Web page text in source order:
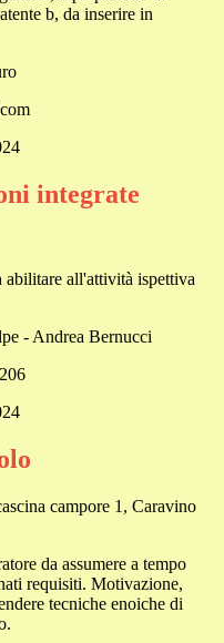
b, da inserire in
integrate
all'attività ispettiva
- Andrea Bernucci
campore 1, Caravino
da assumere a tempo
requisiti. Motivazione,
tecniche enoiche di